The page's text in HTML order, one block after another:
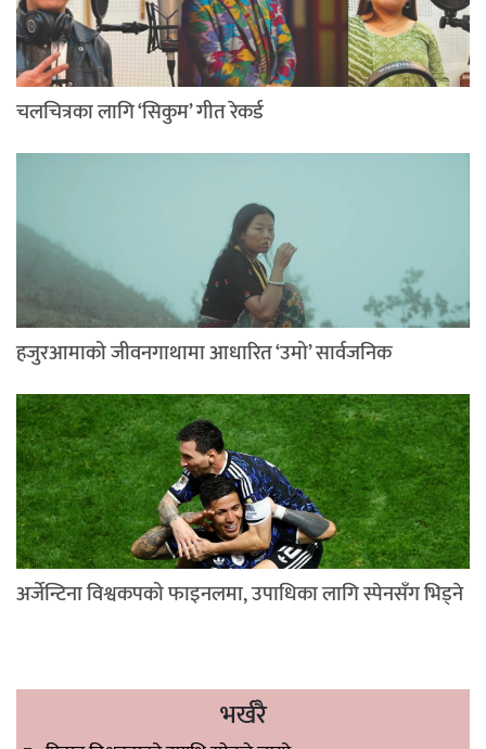
चलचित्रका लागि ‘सिकुम’ गीत रेकर्ड
हजुरआमाको जीवनगाथामा आधारित ‘उमो’ सार्वजनिक
अर्जेन्टिना विश्वकपको फाइनलमा, उपाधिका लागि स्पेनसँग भिड्ने
भर्खरै